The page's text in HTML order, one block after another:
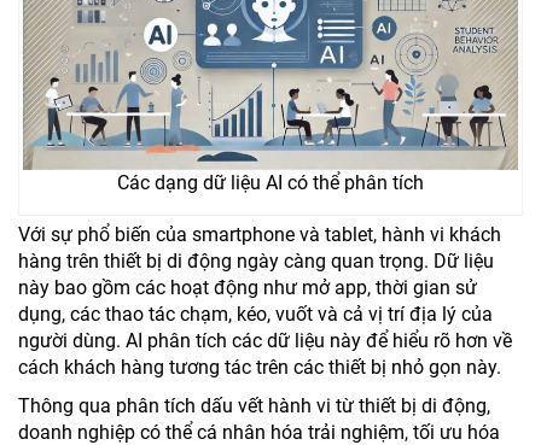
Các dạng dữ liệu AI có thể phân tích
Với sự phổ biến của smartphone và tablet, hành vi khách
hàng trên thiết bị di động ngày càng quan trọng. Dữ liệu
này bao gồm các hoạt động như mở app, thời gian sử
dụng, các thao tác chạm, kéo, vuốt và cả vị trí địa lý của
người dùng. AI phân tích các dữ liệu này để hiểu rõ hơn về
cách khách hàng tương tác trên các thiết bị nhỏ gọn này.
Thông qua phân tích dấu vết hành vi từ thiết bị di động,
doanh nghiệp có thể cá nhân hóa trải nghiệm, tối ưu hóa